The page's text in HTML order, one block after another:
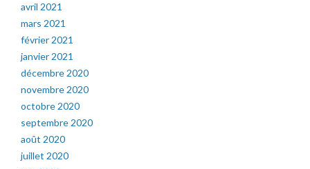
avril 2021
mars 2021
février 2021
janvier 2021
décembre 2020
novembre 2020
octobre 2020
septembre 2020
août 2020
juillet 2020